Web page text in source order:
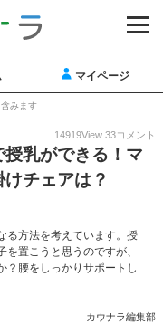
マイページ
みます
14919View 33コメント
授乳ができる！マ
チェアは？
る方法を考えています。授
置こうと思うのですが、
？腰をしっかりサポートし
カウナラ編集部